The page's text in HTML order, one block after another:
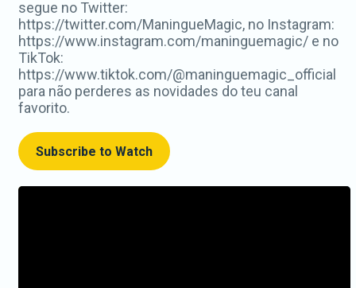
segue no Twitter:
https://twitter.com/ManingueMagic, no Instagram:
https://www.instagram.com/maninguemagic/ e no
TikTok:
https://www.tiktok.com/@maninguemagic_official
para não perderes as novidades do teu canal
favorito.
Subscribe to Watch